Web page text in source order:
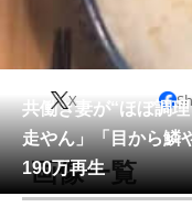
会員記事
メディア
注目記事を集めた総合
共働き妻が“ほぼ調
走やん」「目から鱗
190万再生
X
画像一覧